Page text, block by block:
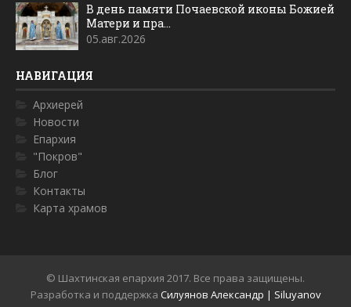
В день памяти Почаевской иконы Божией
Матери и пра...
05.авг.2026
НАВИГАЦИЯ
Архиерей
Новости
Епархия
"Покров"
Блог
Контакты
Карта храмов
© Шахтинская епархия 2017. Все права защищены.
Разработка и поддержка Силуянов Александр | Siluyanov